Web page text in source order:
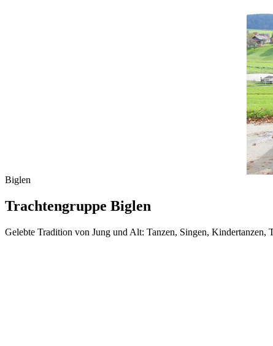
Biglen
Trachtengruppe Biglen
Gelebte Tradition von Jung und Alt: Tanzen, Singen, Kindertanzen,